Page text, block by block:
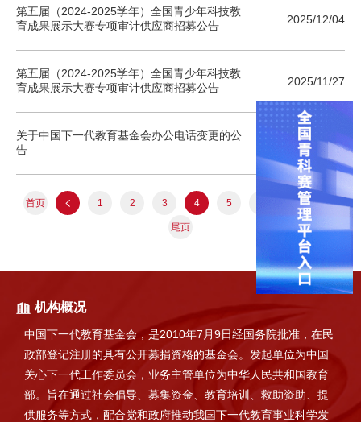
第五届（2024-2025学年）全国青少年科技教
育成果展示大赛专项审计供应商招募公告
2025/12/04
第五届（2024-2025学年）全国青少年科技教
育成果展示大赛专项审计供应商招募公告
2025/11/27
关于中国下一代教育基金会办公电话变更的公
告
2025/10/31
首页 1 2 3 4 5 7
尾页
机构概况
中国下一代教育基金会，是2010年7月9日经国务院批准，在民
政部登记注册的具有公开募捐资格的基金会。发起单位为中国
关心下一代工作委员会，业务主管单位为中华人民共和国教育
部。旨在通过社会倡导、募集资金、教育培训、救助资助、提
供服务等方式，配合党和政府推动我国下一代教育事业科学发